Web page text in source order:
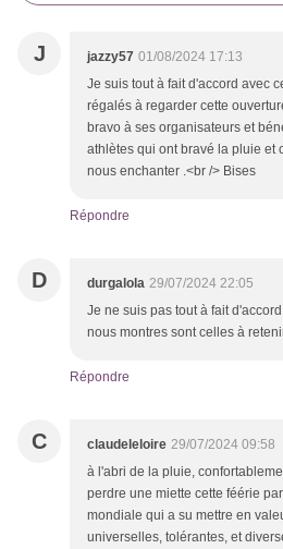
J jazzy57 01/08/2024 17:13
Je suis tout à fait d'accord avec
régalés à regarder cette
bravo à ses organisateurs et
athlètes qui ont bravé la pluie et
nous enchanter .<br /> Bises
Répondre
D durgalola 29/07/2024 22:05
Je ne suis pas tout à fait
nous montres sont celles à
Répondre
C claudeleloire 29/07/2024 09:58
à l'abri de la pluie,
perdre une miette cette féérie
mondiale qui a su mettre en
universelles, tolérantes, et